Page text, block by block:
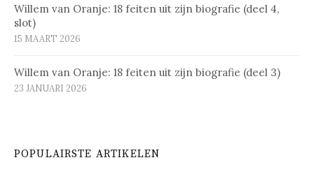
Willem van Oranje: 18 feiten uit zijn biografie (deel 4,
slot)
15 MAART 2026
Willem van Oranje: 18 feiten uit zijn biografie (deel 3)
23 JANUARI 2026
POPULAIRSTE ARTIKELEN